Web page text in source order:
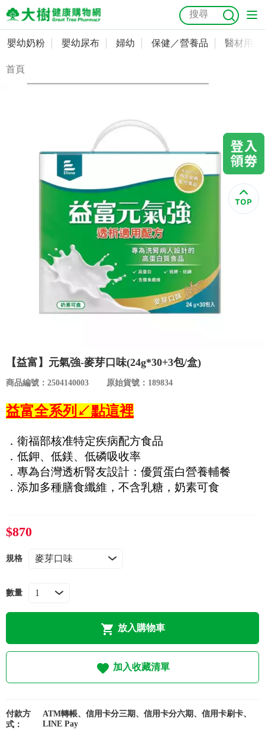
嬰幼奶粉
食品／健康食補
關於我們
合作提案
購物流程
常見問題
抗菌 尿布 大樹獨家 益生菌 魚油 幼兒米餅
會員資料及密碼修改
紅利點數查詢
優惠券查詢
嬰幼奶粉 嬰幼尿布 婦幼 保健／營養品 醫材用品
首頁
【益富】元氣強-麥芽口味(24g*30+3包/盒)
商品編號：2504140003 原始貨號：189834
益富全系列↙點這裡
．衛福部核准特定疾病配方食品
．低鉀、低鎂、低磷吸收率
．專為台灣透析腎友設計：優質蛋白營養輔餐
．添加多種膳食纖維，不含乳糖，奶素可食
$870
規格
數量
放入購物車
加入收藏清單
付款方
式：
ATM轉帳、信用卡分三期、信用卡分六期、信用卡刷卡、
LINE Pay